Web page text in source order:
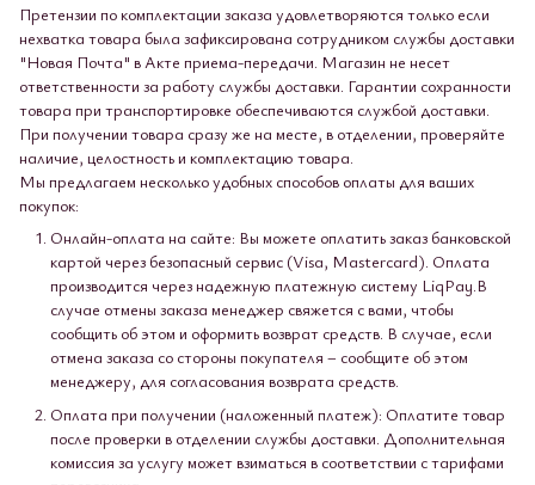
Претензии по комплектации заказа удовлетворяются только если
нехватка товара была зафиксирована сотрудником службы доставки
"Новая Почта" в Акте приема-передачи. Магазин не несет
ответственности за работу службы доставки. Гарантии сохранности
товара при транспортировке обеспечиваются службой доставки.
При получении товара сразу же на месте, в отделении, проверяйте
наличие, целостность и комплектацию товара.
Мы предлагаем несколько удобных способов оплаты для ваших
покупок:
Онлайн-оплата на сайте: Вы можете оплатить заказ банковской
картой через безопасный сервис (Visa, Mastercard). Оплата
производится через надежную платежную систему LiqPay.В
случае отмены заказа менеджер свяжется с вами, чтобы
сообщить об этом и оформить возврат средств. В случае, если
отмена заказа со стороны покупателя – сообщите об этом
менеджеру, для согласования возврата средств.
Оплата при получении (наложенный платеж): Оплатите товар
после проверки в отделении службы доставки. Дополнительная
комиссия за услугу может взиматься в соответствии с тарифами